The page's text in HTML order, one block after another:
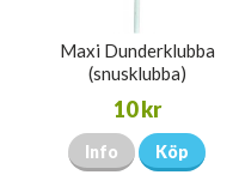
Maxi Dunderklubba
(snusklubba)
10 kr
Info Köp